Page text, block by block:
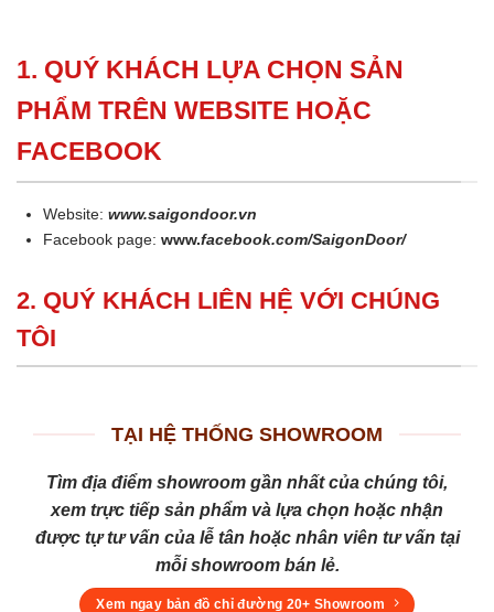
1. QUÝ KHÁCH LỰA CHỌN SẢN
PHẨM TRÊN WEBSITE HOẶC
FACEBOOK
Website:www.saigondoor.vn
Facebook page:www.facebook.com/SaigonDoor/
2. QUÝ KHÁCH LIÊN HỆ VỚI CHÚNG
TÔI
TẠI HỆ THỐNG SHOWROOM
Tìm địa điểm showroom gần nhất của chúng tôi,
xem trực tiếp sản phẩm và lựa chọn hoặc nhận
được tự tư vấn của lễ tân hoặc nhân viên tư vấn tại
mỗi showroom bán lẻ.
Xem ngay bản đồ chỉ đường 20+ Showroom